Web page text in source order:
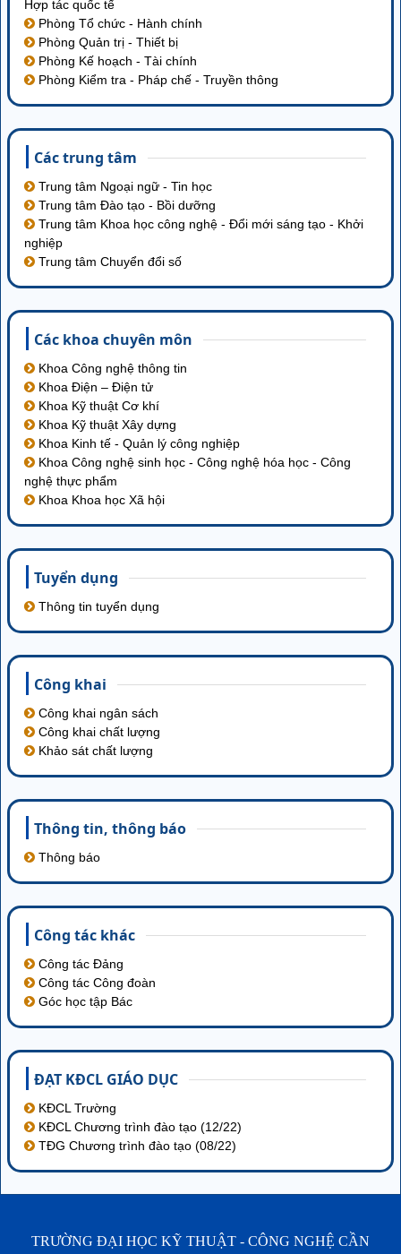
Hợp tác quốc tế
Phòng Tổ chức - Hành chính
Phòng Quản trị - Thiết bị
Phòng Kế hoạch - Tài chính
Phòng Kiểm tra - Pháp chế - Truyền thông
Các trung tâm
Trung tâm Ngoại ngữ - Tin học
Trung tâm Đào tạo - Bồi dưỡng
Trung tâm Khoa học công nghệ - Đổi mới sáng tạo - Khởi
nghiệp
Trung tâm Chuyển đổi số
Các khoa chuyên môn
Khoa Công nghệ thông tin
Khoa Điện – Điện tử
Khoa Kỹ thuật Cơ khí
Khoa Kỹ thuật Xây dựng
Khoa Kinh tế - Quản lý công nghiệp
Khoa Công nghệ sinh học - Công nghệ hóa học - Công
nghệ thực phẩm
Khoa Khoa học Xã hội
Tuyển dụng
Thông tin tuyển dụng
Công khai
Công khai ngân sách
Công khai chất lượng
Khảo sát chất lượng
Thông tin‚ thông báo
Thông báo
Công tác khác
Công tác Đảng
Công tác Công đoàn
Góc học tập Bác
ĐẠT KĐCL GIÁO DỤC
KĐCL Trường
KĐCL Chương trình đào tạo (12/22)
TĐG Chương trình đào tạo (08/22)
TRƯỜNG ĐẠI HỌC KỸ THUẬT - CÔNG NGHỆ CẦN